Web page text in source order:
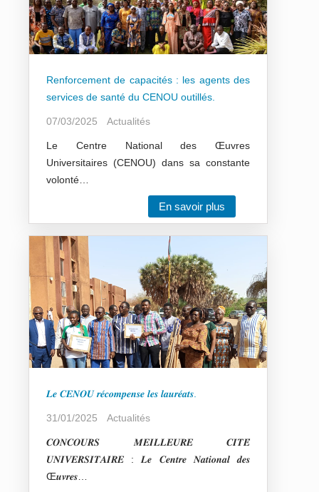
Renforcement de capacités : les agents des
services de santé du CENOU outillés.
07/03/2025 Actualités
Le Centre National des Œuvres
Universitaires (CENOU) dans sa constante
volonté…
En savoir plus
𝑳𝒆 𝑪𝑬𝑵𝑶𝑼 𝒓𝒆́𝒄𝒐𝒎𝒑𝒆𝒏𝒔𝒆 𝒍𝒆𝒔 𝒍𝒂𝒖𝒓𝒆́𝒂𝒕𝒔.
31/01/2025 Actualités
𝑪𝑶𝑵𝑪𝑶𝑼𝑹𝑺 𝑴𝑬𝑰𝑳𝑳𝑬𝑼𝑹𝑬 𝑪𝑰𝑻𝑬́
𝑼𝑵𝑰𝑽𝑬𝑹𝑺𝑰𝑻𝑨𝑰𝑹𝑬 : 𝑳𝒆 𝑪𝒆𝒏𝒕𝒓𝒆 𝑵𝒂𝒕𝒊𝒐𝒏𝒂𝒍 𝒅𝒆𝒔
Œ𝒖𝒗𝒓𝒆𝒔…